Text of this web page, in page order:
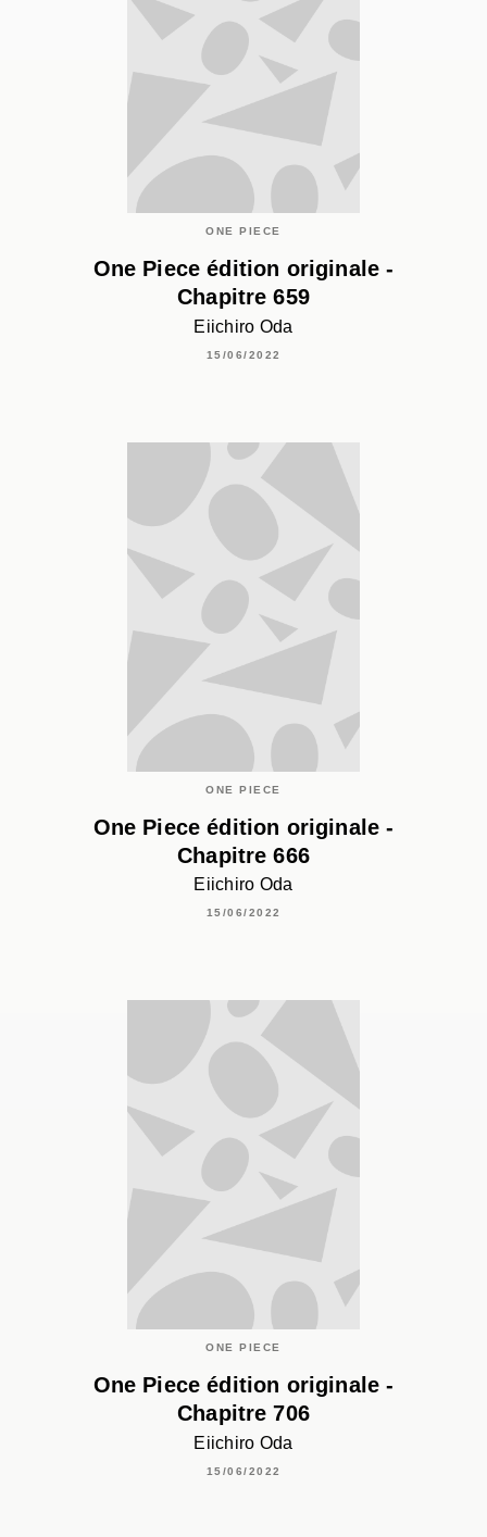
ONE PIECE
One Piece édition originale -
Chapitre 659
Eiichiro Oda
15/06/2022
ONE PIECE
One Piece édition originale -
Chapitre 666
Eiichiro Oda
15/06/2022
ONE PIECE
One Piece édition originale -
Chapitre 706
Eiichiro Oda
15/06/2022